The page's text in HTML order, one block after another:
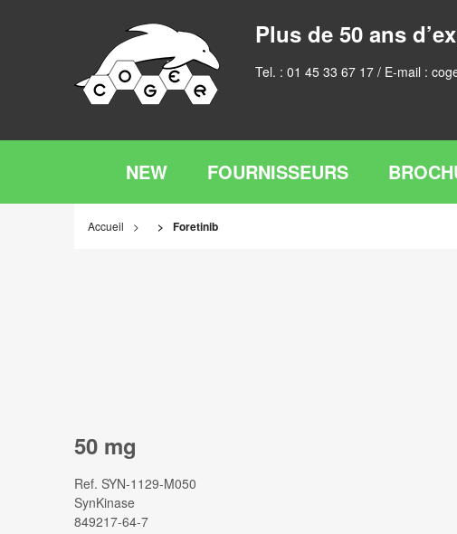
Plus de 50 ans
Tel. : 01 45 33 67 17 / E-mail :
NEW FOURNISSEURS
Accueil Foretinib
50 mg
Ref. SYN-1129-M050
SynKinase
849217-64-7